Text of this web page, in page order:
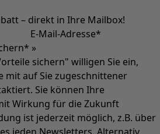
– direkt in Ihre Mailbox!
E-Mail-Adresse*
Absenden & Vorteile sichern* »
sichern" willigen Sie ein,
mit auf Sie zugeschnittener
Sie können Ihre
Wirkung für die Zukunft
ist jederzeit möglich, z.B. über